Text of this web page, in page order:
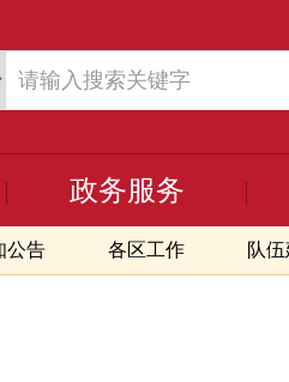
公告 各区工作 队
政务服务